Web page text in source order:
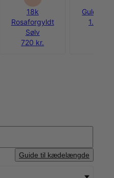
18k
Rosaforgyldt
Sølv
720 kr.
Guld
1.013
Guide til kædelængde